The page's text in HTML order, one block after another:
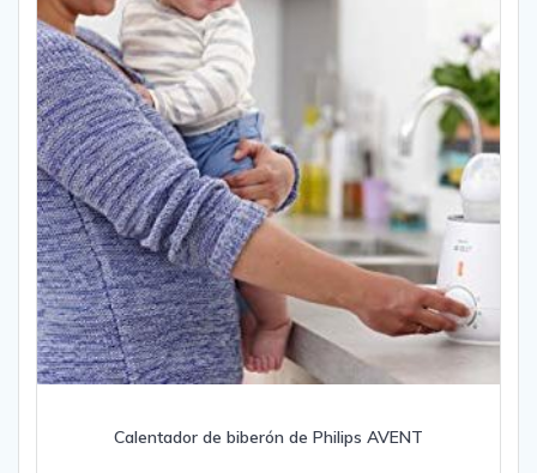
Calentador de biberón de Philips AVENT